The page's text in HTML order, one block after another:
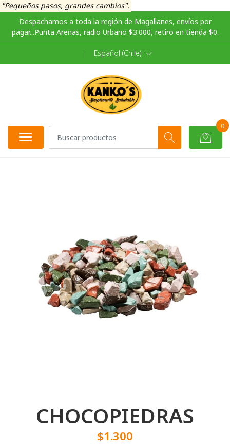
"Pequeños pasos, grandes cambios".
Despachamos a toda la región de Magallanes, envíos por
pagar...Punta Arenas, radio Urbano $3.000, retiro en tienda $0.
| Español (Chile)
0
CHOCOPIEDRAS
$1.300